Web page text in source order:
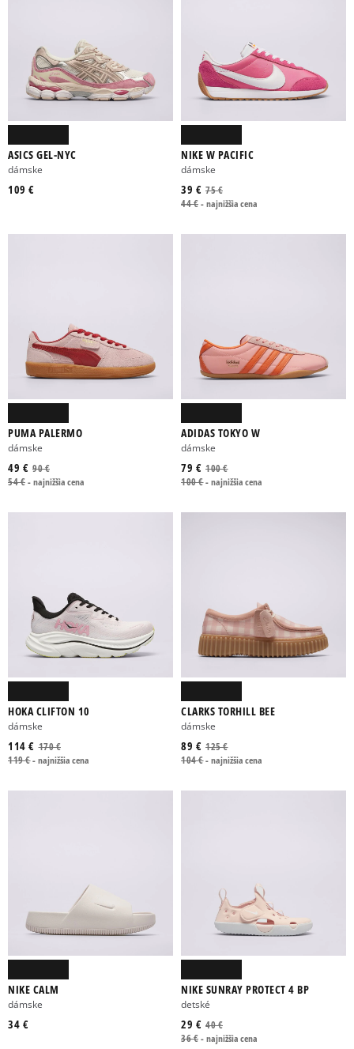
ASICS GEL-NYC
dámske
109 €
NIKE W PACIFIC
dámske
75 €
39 €
44 €-najnižšia cena
PUMA PALERMO
dámske
90 €
49 €
54 €-najnižšia cena
ADIDAS TOKYO W
dámske
100 €
79 €
100 €-najnižšia cena
HOKA CLIFTON 10
dámske
170 €
114 €
119 €-najnižšia cena
CLARKS TORHILL BEE
dámske
125 €
89 €
104 €-najnižšia cena
NIKE CALM
dámske
34 €
NIKE SUNRAY PROTECT 4 BP
detské
40 €
29 €
36 €-najnižšia cena